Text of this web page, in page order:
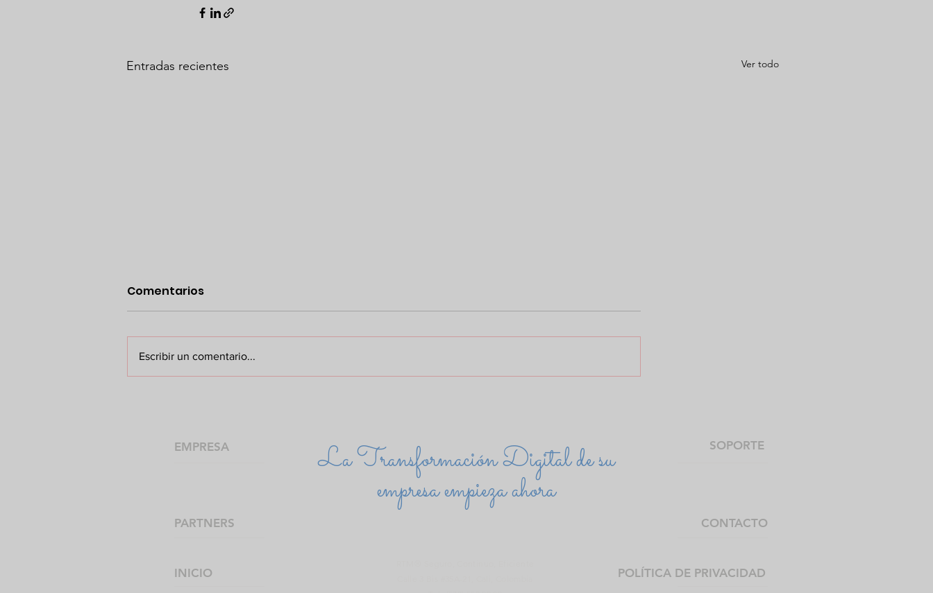
Entradas recientes Ver todo
Comentarios
Escribir un comentario...
EMPRESA
PARTNERS
INICIO
La Transformación Digital de su
empresa empieza ahora
SOPORTE
CONTACTO
POLÍTICA DE PRIVACIDAD